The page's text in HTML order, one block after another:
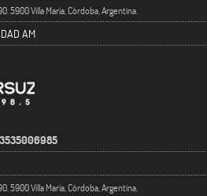
5900 Villa María, Córdoba, Argentina.
AM
5900 Villa María, Córdoba, Argentina.